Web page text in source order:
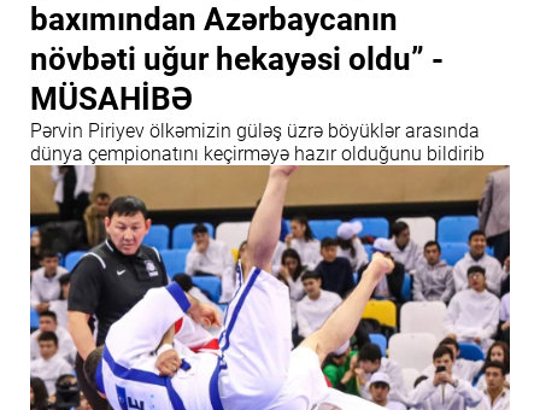
baxımından Azərbaycanın
növbəti uğur hekayəsi oldu” -
MÜSAHİBƏ
Pərvin Piriyev ölkəmizin güləş üzrə böyüklər arasında
dünya çempionatını keçirməyə hazır olduğunu bildirib